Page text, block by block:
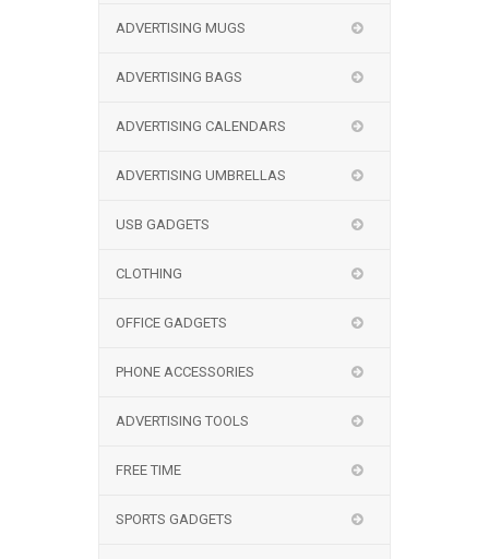
ADVERTISING MUGS
ADVERTISING BAGS
ADVERTISING CALENDARS
ADVERTISING UMBRELLAS
USB GADGETS
CLOTHING
OFFICE GADGETS
PHONE ACCESSORIES
ADVERTISING TOOLS
FREE TIME
SPORTS GADGETS